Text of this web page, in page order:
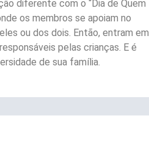
diferente com o “Dia de Quem
os membros se apoiam no
ou dos dois. Então, entram em
pelas crianças. E é
de sua família.